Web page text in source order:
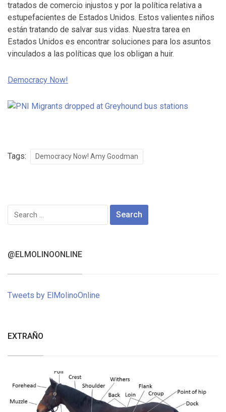
tratados de comercio injustos y por la política relativa a
estupefacientes de Estados Unidos. Estos valientes niños
están tratando de salvar sus vidas. Nuestra tarea en
Estados Unidos es encontrar soluciones para los asuntos
vinculados a las políticas que los obligan a huir.
Democracy Now!
Tags: Democracy Now! Amy Goodman
Search
for:
@ELMOLINOONLINE
Tweets by ElMolinoOnline
EXTRAÑO